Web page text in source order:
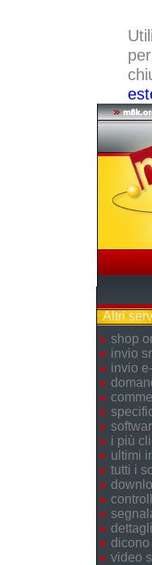
Altri
shop
invio
invio
i più
ultimi
tutti i
video